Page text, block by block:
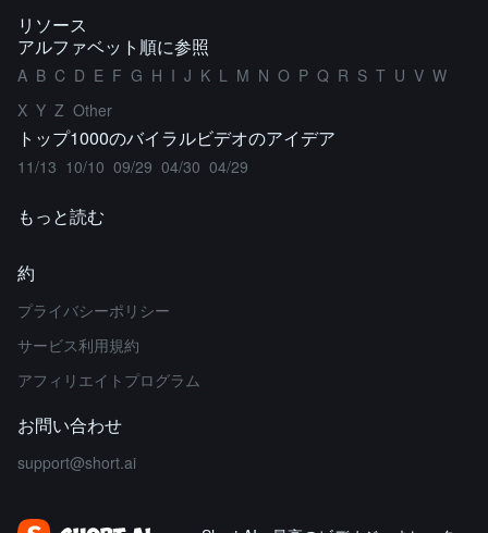
リソース
アルファベット順に参照
A B C D E F G H I J K L M N O P Q R S T U V W
X Y Z Other
トップ1000のバイラルビデオのアイデア
11/13 10/10 09/29 04/30 04/29
もっと読む
約
プライバシーポリシー
サービス利用規約
アフィリエイトプログラム
お問い合わせ
support@short.ai